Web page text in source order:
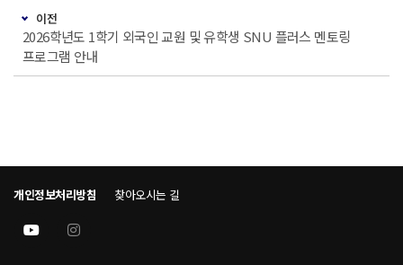
이전
2026학년도 1학기 외국인 교원 및 유학생 SNU 플러스 멘토링
프로그램 안내
개인정보처리방침 찾아오시는 길